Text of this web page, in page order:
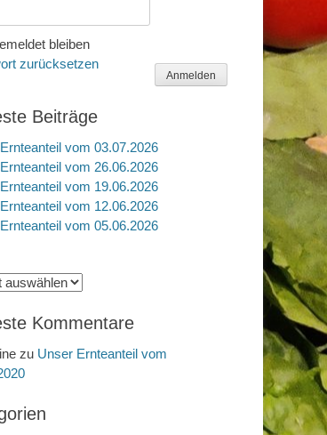
bleiben
Anmelden
zurücksetzen
Beiträge
vom 03.07.2026
vom 26.06.2026
vom 19.06.2026
vom 12.06.2026
vom 05.06.2026
Kommentare
zu Unser Ernteanteil vom